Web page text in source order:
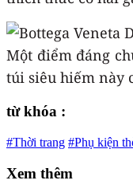
Một điểm đáng
túi siêu hiếm này
từ khóa :
#Thời trang #Phụ kiện
Xem thêm